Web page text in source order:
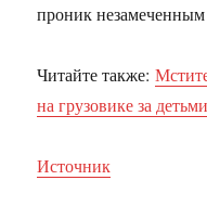
проник
Читайте также:
на грузовике за
Источник